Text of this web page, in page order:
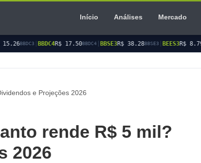
Início Análises Mercado
17.50BBDC4 |BBSE3R$ 38.28BBSE3 |BEES3R$ 8.79BEES3| BEES4R$
e Projeções 2026
rende R$ 5 mil?
2026